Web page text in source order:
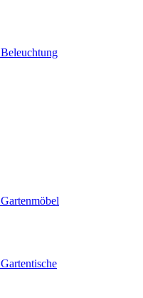
Beleuchtung
Gartenmöbel
Gartentische